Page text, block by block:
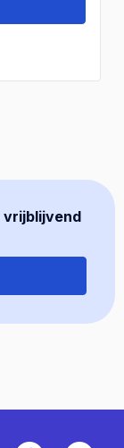
vrijblijvend